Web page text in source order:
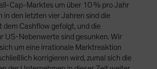
Cap-Marktes um über 10 % pro Jahr
in den letzten vier Jahren sind die
Cashflow gefolgt, und die
US-Nebenwerte sind gesunken. Wir
um eine irrationale Marktreaktion
korrigieren wird, zumal sich die